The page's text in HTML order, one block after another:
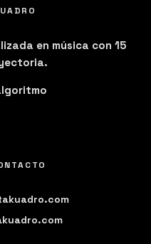
en música con 15